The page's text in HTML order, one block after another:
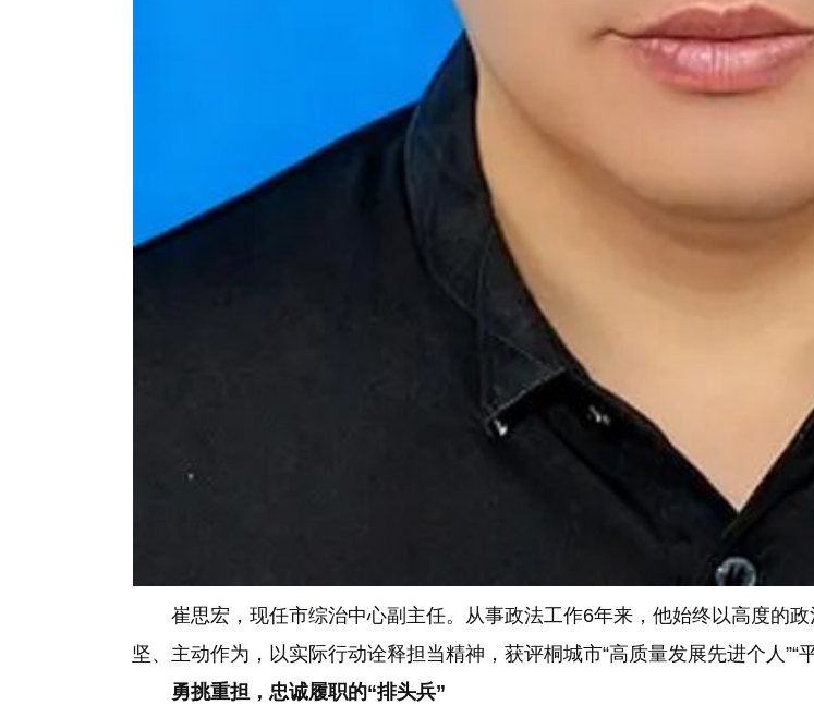
崔思宏，现任市综治中心副主任。从事政法工作6年来，他始终以高度的
坚、主动作为，以实际行动诠释担当精神，获评桐城市“高质量发展先进个人”“
勇挑重担，忠诚履职的“排头兵”